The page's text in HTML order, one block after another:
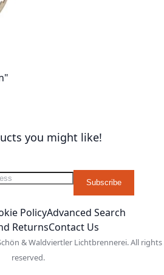
you might like!
Subscribe
PolicyAdvanced Search
ReturnsContact Us
& Waldviertler Lichtbrennerei. All rights
reserved.